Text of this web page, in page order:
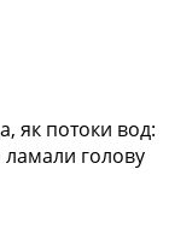
як потоки вод:
ламали голову